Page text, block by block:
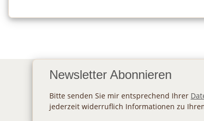
Newsletter Abonnieren
Bitte senden Sie mir entsprechend Ihrer
jederzeit widerruflich Informationen zu